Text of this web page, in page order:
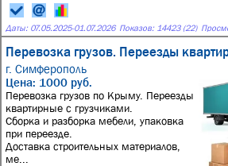
Даты: 07.05.2025-01.07.2026 Показов: 14423 (22)
Перевозка грузов. Переезды
г. Симферополь
Цена: 1000 руб.
Перевозка грузов по Крыму. Переезды
квартирные с грузчиками.
Сборка и разборка мебели, упаковка
при переезде.
Доставка строительных материалов,
ме...